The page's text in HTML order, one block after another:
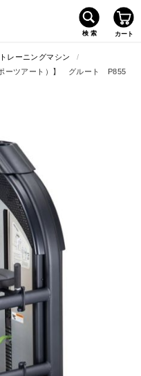
トレーニングマシン
/
ポーツアート）】 グルート P855